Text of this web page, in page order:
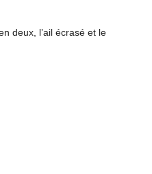
deux, l’ail écrasé et le